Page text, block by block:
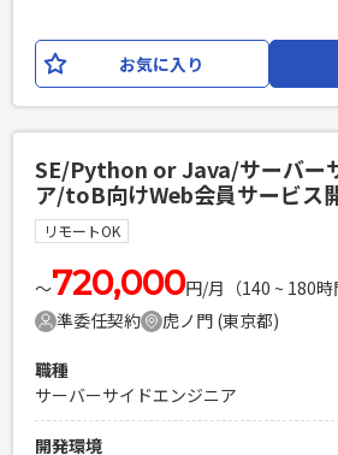
輸配送システムの保守開発を中心とし
保守開発案件の増加に伴い、開発メン
っており、 AIを活用した設計～開発～
Thymeleaf DB：Oracle,Mysql インフ
開発ツール等：intelliJ, Docker,
Confluence等 設計思想：クリーンアー
必須スキル
・1人称でユーザーとコミュニケーショ
きる方 ・Kotlinの実務経験 ・
アーキテクチャーなどのソフトウェア設
開発経験（1年以上） ・AWSを利用した
PHPを用いたWebサービスの開発経
お気に入り
SE/Python or Java/サーバー
ア/toB向けWeb会員サービス
リモートOK
〜720,000円/月（140 ~ 180時
準委任契約
虎ノ門 (東京都)
職種
サーバーサイドエンジニア
開発環境